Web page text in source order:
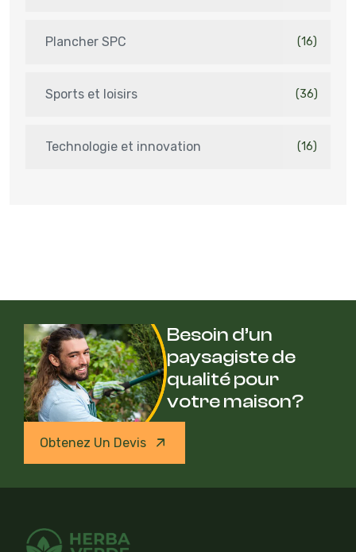
Plancher SPC (16)
Sports et loisirs (36)
Technologie et innovation (16)
Besoin d’un
paysagiste de
qualité pour
votre maison?
Obtenez Un Devis